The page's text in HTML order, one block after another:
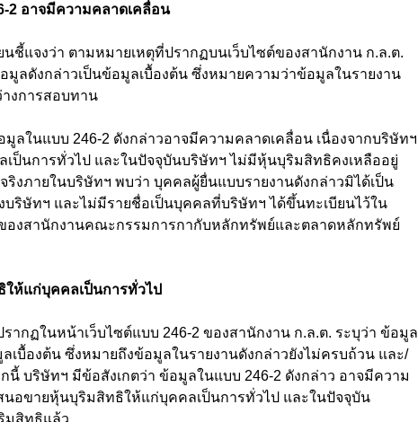
2 อาจมีความคลาดเคลื่อน
นชี้แจงว่า ตามหมายเหตุที่ปรากฏบนเว็บไซต์ของสานักงาน ก.ล.ต.
มูลดังกล่าวเป็นข้อมูลเบื้องต้น ซึ่งหมายความว่าข้อมูลในรายงาน
งการสอบทาน
ลในแบบ 246-2 ดังกล่าวอาจมีความคลาดเคลื่อน เนื่องจากบริษัทฯ
ป็นการทั่วไป และในปัจจุบันบริษัทฯ ไม่มีหุ้นบุริมสิทธิคงเหลืออยู่
ริงภายในบริษัทฯ พบว่า บุคคลผู้ยื่นแบบรายงานดังกล่าวมิได้เป็น
ริษัทฯ และไม่มีรายชื่อเป็นบุคคลที่บริษัทฯ ได้ขึ้นทะเบียนไว้ใน
องสานักงานคณะกรรมการกากับหลักทรัพย์และตลาดหลักทรัพย์
ห้แก่บุคคลเป็นการทั่วไป
ากฏในหน้าเว็บไซต์แบบ 246-2 ของสานักงาน ก.ล.ต. ระบุว่า ข้อมูล
ลเบื้องต้น ซึ่งหมายถึงข้อมูลในรายงานดังกล่าวยังไม่ครบถ้วน และ/
บริษัทฯ มีข้อสังเกตว่า ข้อมูลในแบบ 246-2 ดังกล่าว อาจมีความ
นอขายหุ้นบุริมสิทธิให้แก่บุคคลเป็นการทั่วไป และในปัจจุบัน
มสิทธิแล้ว